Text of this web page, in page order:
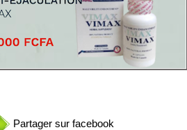
Partager sur facebook